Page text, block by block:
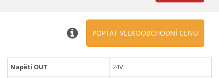
POPTAT VELKOOBCHODNÍ CENU
Napětí OUT 24V